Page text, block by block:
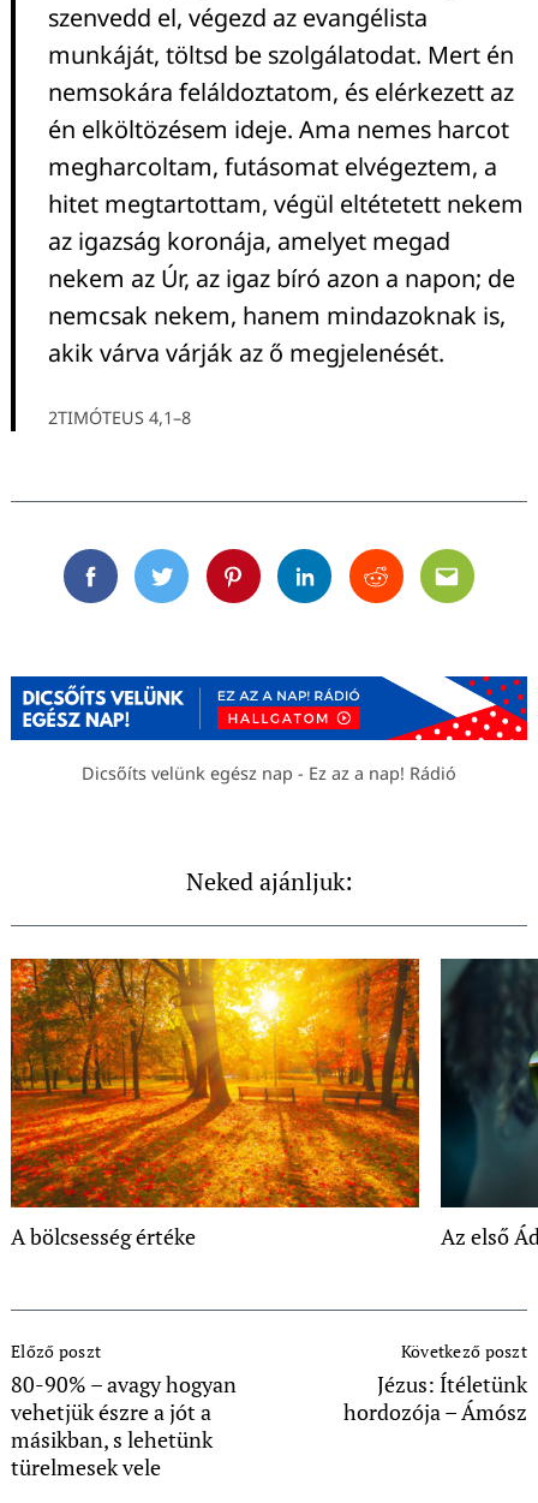
szenvedd el, végezd az evangélista
munkáját, töltsd be szolgálatodat. Mert én
nemsokára feláldoztatom, és elérkezett az
én elköltözésem ideje. Ama nemes harcot
megharcoltam, futásomat elvégeztem, a
hitet megtartottam, végül eltétetett nekem
az igazság koronája, amelyet megad
nekem az Úr, az igaz bíró azon a napon; de
nemcsak nekem, hanem mindazoknak is,
akik várva várják az ő megjelenését.
2TIMÓTEUS 4,1–8
FacebookTwitterPinterestLinkedinRedditEmail
Dicsőíts velünk egész nap - Ez az a nap! Rádió
Neked ajánljuk:
A bölcsesség értéke Az első
Navigation
Előző poszt
80-90% – avagy hogyan
vehetjük észre a jót a
másikban, s lehetünk
türelmesek vele
Következő poszt
Jézus: Ítéletünk
hordozója – Ámósz